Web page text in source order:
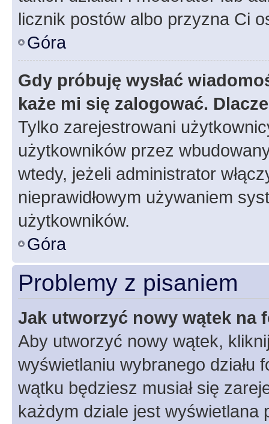
licznik postów albo przyzna Ci
Góra
Gdy próbuję wysłać
każe mi się zalogować.
Tylko zarejestrowani
użytkowników przez
wtedy, jeżeli administrator
nieprawidłowym używaniem
użytkowników.
Góra
Problemy z pisaniem
Jak utworzyć nowy wątek na
Aby utworzyć nowy wątek,
wyświetlaniu wybranego działu
wątku będziesz musiał się
każdym dziale jest wyświetlana